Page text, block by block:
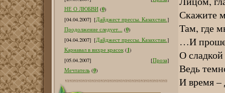
НЕ О ЛЮБВИ (0)
[04.04.2007] [Дайджест прессы. Казахстан.]
Продолжение следует... (0)
[04.04.2007] [Дайджест прессы. Казахстан.]
Карнавал в вихре красок (1)
[05.04.2007]
[Проза]
Мечтатель (0)
Скажите
Там, где
…И
О сладкой
Ведь
И время –